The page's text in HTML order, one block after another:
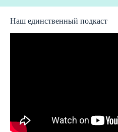
Наш единственный подкаст